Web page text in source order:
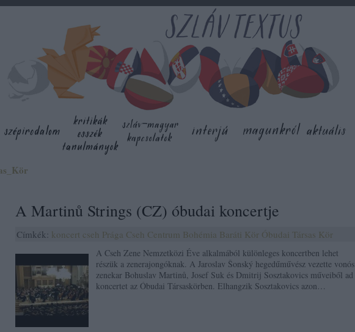
A Martinů Strings (CZ) óbudai koncertje
Címkék: koncert cseh Prága Cseh Centrum Bohémia Baráti Kör Óbudai Társas Kör
A Cseh Zene Nemzetközi Éve alkalmából különleges koncertben lehet
részük a zenerajongóknak. A Jaroslav Šonský hegedűművész vezette vonós
zenekar Bohuslav Martinů, Josef Suk és Dmitrij Sosztakovics műveiből ad
koncertet az Óbudai Társaskörben. Elhangzik Sosztakovics azon…